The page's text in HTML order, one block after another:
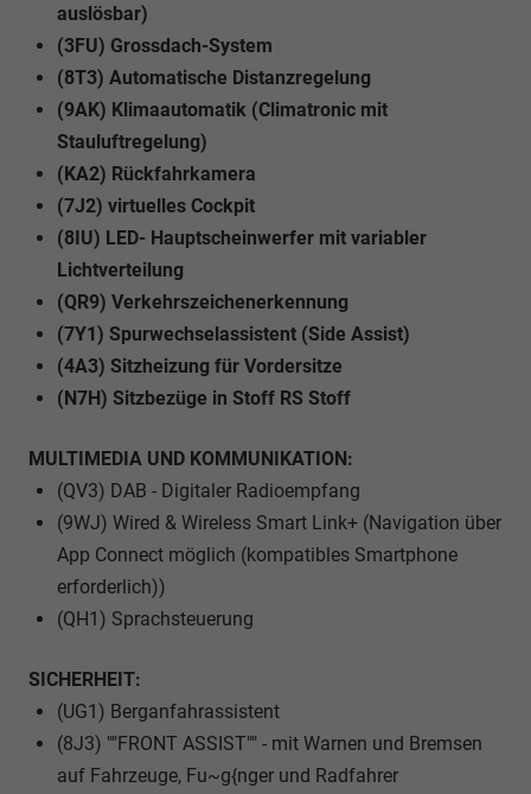
auslösbar)
(3FU) Grossdach-System
(8T3) Automatische Distanzregelung
(9AK) Klimaautomatik (Climatronic mit
Stauluftregelung)
(KA2) Rückfahrkamera
(7J2) virtuelles Cockpit
(8IU) LED- Hauptscheinwerfer mit variabler
Lichtverteilung
(QR9) Verkehrszeichenerkennung
(7Y1) Spurwechselassistent (Side Assist)
(4A3) Sitzheizung für Vordersitze
(N7H) Sitzbezüge in Stoff RS Stoff
MULTIMEDIA UND KOMMUNIKATION:
(QV3) DAB - Digitaler Radioempfang
(9WJ) Wired & Wireless Smart Link+ (Navigation über
App Connect möglich (kompatibles Smartphone
erforderlich))
(QH1) Sprachsteuerung
SICHERHEIT:
(UG1) Berganfahrassistent
(8J3) ""FRONT ASSIST"" - mit Warnen und Bremsen
auf Fahrzeuge, Fu~g{nger und Radfahrer